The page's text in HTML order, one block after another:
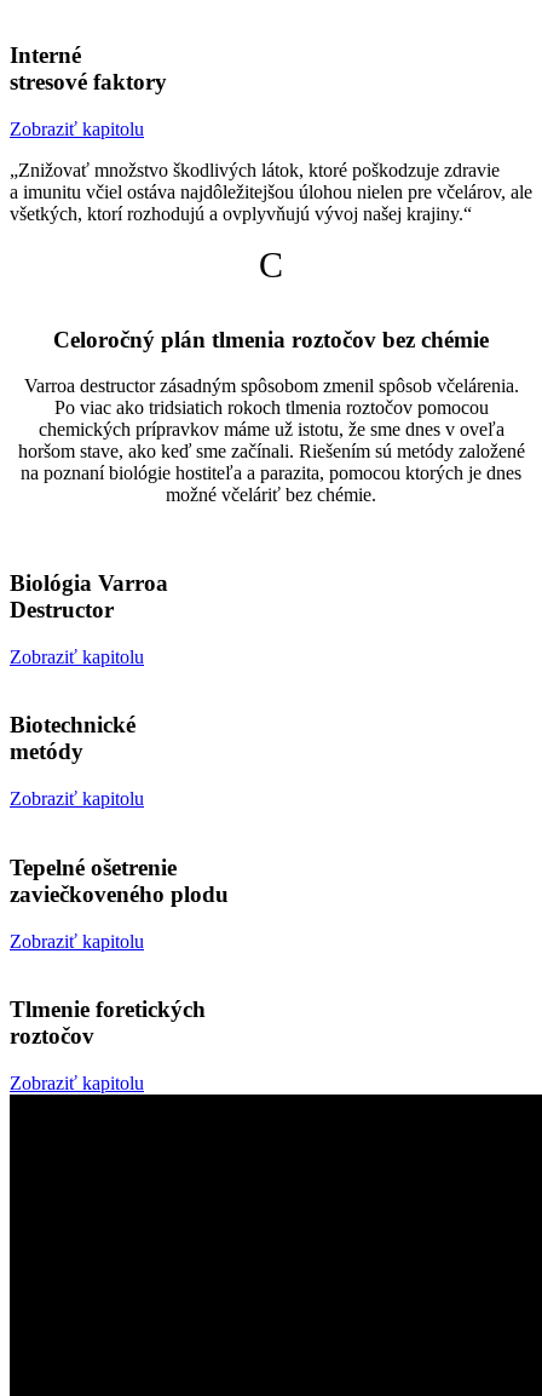
Interné
stresové faktory
Zobraziť kapitolu
„Znižovať množstvo škodlivých látok, ktoré poškodzuje zdravie
a imunitu včiel ostáva najdôležitejšou úlohou nielen pre včelárov, ale
všetkých, ktorí rozhodujú a ovplyvňujú vývoj našej krajiny.“
C
Celoročný plán tlmenia roztočov bez chémie
Varroa destructor zásadným spôsobom zmenil spôsob včelárenia.
Po viac ako tridsiatich rokoch tlmenia roztočov pomocou
chemických prípravkov máme už istotu, že sme dnes v oveľa
horšom stave, ako keď sme začínali. Riešením sú metódy založené
na poznaní biológie hostiteľa a parazita, pomocou ktorých je dnes
možné včeláriť bez chémie.
Biológia Varroa
Destructor
Zobraziť kapitolu
Biotechnické
metódy
Zobraziť kapitolu
Tepelné ošetrenie
zaviečkoveného plodu
Zobraziť kapitolu
Tlmenie foretických
roztočov
Zobraziť kapitolu